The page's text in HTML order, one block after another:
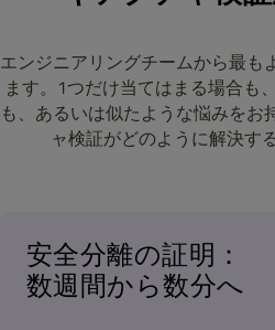
エンジニアリングチームから最も
ます。1つだけ当てはまる場合も
も、あるいは似たような悩みをお
ャ検証がどのように解決す
安全分離の証明：
数週間から数分へ